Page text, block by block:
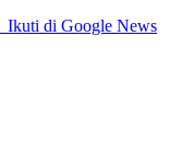
Ikuti di Google News